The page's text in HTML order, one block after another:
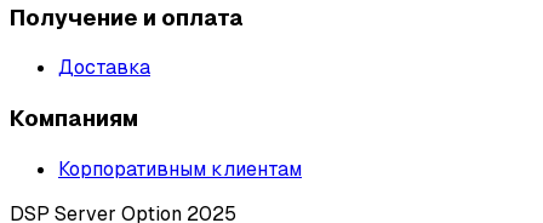
Получение и оплата
Доставка
Компаниям
Корпоративным клиентам
DSP Server Option 2025